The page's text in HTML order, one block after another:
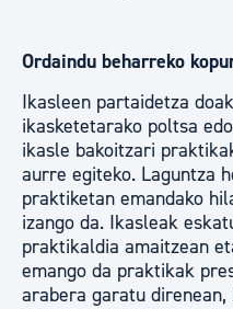
Ordaindu beharreko
Ikasleen partaidetza
ikasketetarako poltsa
ikasle bakoitzari
aurre egiteko. Laguntza
praktiketan emandako
izango da. Ikasleak
praktikaldia amaitzean
emango da praktikak
arabera garatu direnean,